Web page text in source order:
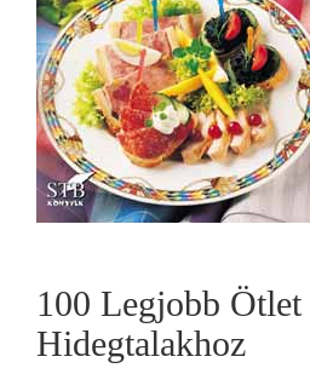
KAPCSOLAT
CONTACT
100 Legjobb Ötlet
Hidegtalakhoz